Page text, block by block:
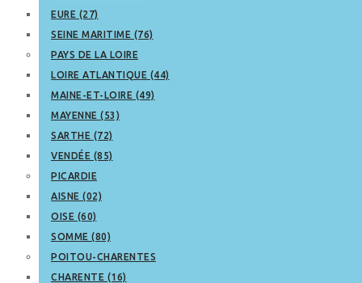
EURE (27)
SEINE MARITIME (76)
PAYS DE LA LOIRE
LOIRE ATLANTIQUE (44)
MAINE-ET-LOIRE (49)
MAYENNE (53)
SARTHE (72)
VENDÉE (85)
PICARDIE
AISNE (02)
OISE (60)
SOMME (80)
POITOU-CHARENTES
CHARENTE (16)